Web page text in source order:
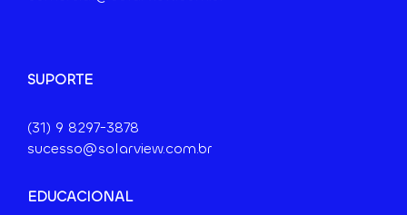
SUPORTE
(31) 9 8297-3878
sucesso@solarview.com.br
EDUCACIONAL